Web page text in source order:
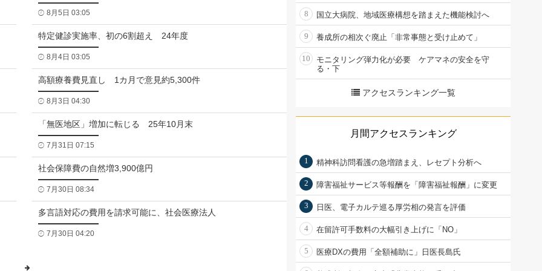
8月5日 03:05
特定健診実施率、初の6割超え 24年度
8月4日 03:05
高額療養費見直し 1カ月で意見約5,300件
8月3日 04:30
「無医地区」増加に転じる 25年10月末
7月31日 07:15
社会保障費の自然増3,900億円
7月30日 08:34
多言語対応の費用を請求可能に、社会医療法人
7月30日 04:20
8 国立大病院、地域医療構想を踏まえた機能検討へ
9 養成所の相次ぐ廃止「非常事態と受け止めて」
10
モニタリング弾力化が必要 ケアマネの安全を守
る・下
アクセスランキング一覧
月間アクセスランキング
1 精神科訪問看護の急増踏まえ、レセプト分析へ
2 障害福祉サービス等報酬を「障害福祉報酬」に変更
3 日医、電子カルテ巡る厚労相の発言を評価
4 在留許可手数料の大幅引き上げに「NO」
5 医療DXの費用「全額補助に」日医長島氏